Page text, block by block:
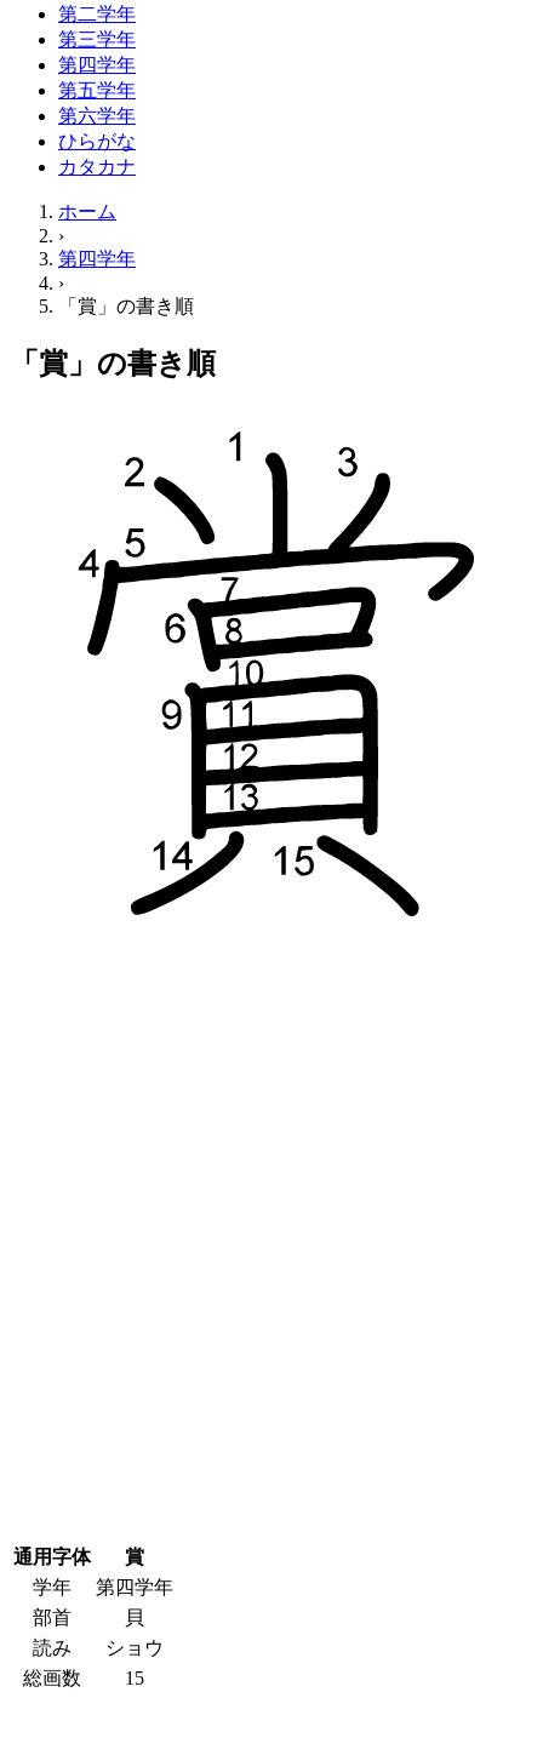
第二学年
第三学年
第四学年
第五学年
第六学年
ひらがな
カタカナ
ホーム
›
第四学年
›
「賞」の書き順
「賞」の書き順
通用字体
賞
学年
第四学年
部首
貝
読み
ショウ
総画数
15